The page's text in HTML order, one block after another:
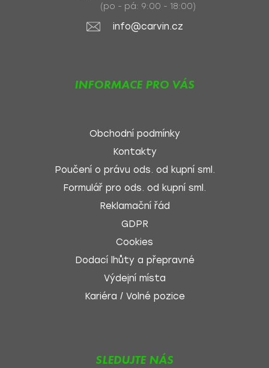
(po - pá: 9:00 - 18:00)
info@carvin.cz
INFORMACE PRO VÁS
Obchodní podmínky
Kontakty
Poučení o právu ods. od kupní sml.
Formulář pro ods. od kupní sml.
Reklamační řád
GDPR
Cookies
Dodací lhůty a přepravné
Výdejní místa
Kariéra / Volné pozice
SLEDUJTE NÁS